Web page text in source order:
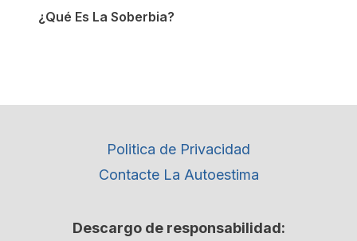
¿Qué Es La Soberbia?
Politica de Privacidad
Contacte La Autoestima
Descargo de responsabilidad: